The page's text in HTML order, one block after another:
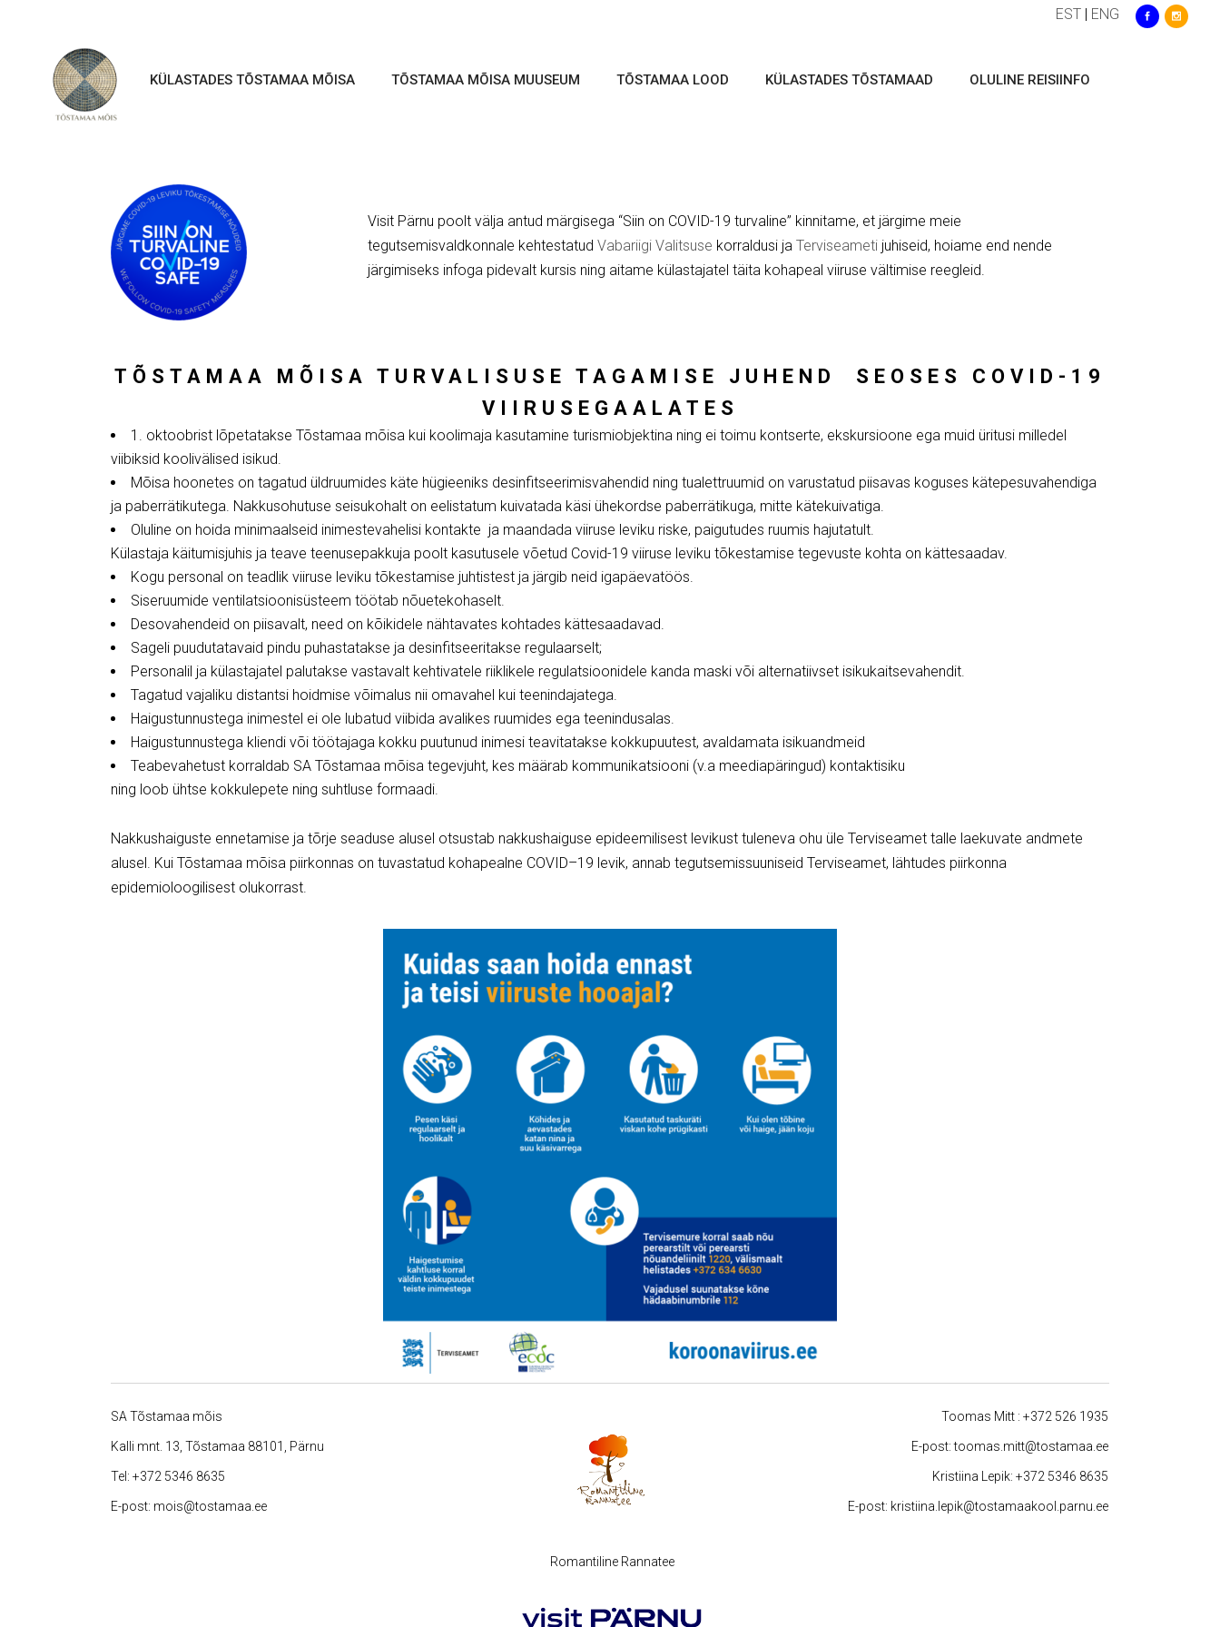
EST | ENG
KÜLASTADES TÕSTAMAA MÕISA TÕSTAMAA MÕISA MUUSEUM TÕSTAMAA LOOD KÜLASTADES TÕSTAMAAD OLULINE REISIINFO
Visit Pärnu poolt välja antud märgisega “Siin on COVID-19 turvaline” kinnitame, et järgime meie
tegutsemisvaldkonnale kehtestatud Vabariigi Valitsuse korraldusi ja Terviseametijuhiseid, hoiame end nende
järgimiseks infoga pidevalt kursis ning aitame külastajatel täita kohapeal viiruse vältimise reegleid.
TÕSTAMAA MÕISA TURVALISUSE TAGAMISE JUHEND SEOSES COVID-19
VIIRUSEGA ALAT ES
1. oktoobrist lõpetatakse Tõstamaa mõisa kui koolimaja kasutamine turismiobjektina ning ei toimu kontserte, ekskursioone ega muid üritusi milledel
viibiksid koolivälised isikud.
Mõisa hoonetes on tagatud üldruumides käte hügieeniks desinfitseerimisvahendid ning tualettruumid on varustatud piisavas koguses kätepesuvahendiga
ja paberrätikutega. Nakkusohutuse seisukohalt on eelistatum kuivatada käsi ühekordse paberrätikuga, mitte kätekuivatiga.
Oluline on hoida minimaalseid inimestevahelisi kontakte ja maandada viiruse leviku riske, paigutudes ruumis hajutatult.
Külastaja käitumisjuhis ja teave teenusepakkuja poolt kasutusele võetud Covid-19 viiruse leviku tõkestamise tegevuste kohta on kättesaadav.
Kogu personal on teadlik viiruse leviku tõkestamise juhtistest ja järgib neid igapäevatöös.
Siseruumide ventilatsioonisüsteem töötab nõuetekohaselt.
Desovahendeid on piisavalt, need on kõikidele nähtavates kohtades kättesaadavad.
Sageli puudutatavaid pindu puhastatakse ja desinfitseeritakse regulaarselt;
Personalil ja külastajatel palutakse vastavalt kehtivatele riiklikele regulatsioonidele kanda maski või alternatiivset isikukaitsevahendit.
Tagatud vajaliku distantsi hoidmise võimalus nii omavahel kui teenindajatega.
Haigustunnustega inimestel ei ole lubatud viibida avalikes ruumides ega teenindusalas.
Haigustunnustega kliendi või töötajaga kokku puutunud inimesi teavitatakse kokkupuutest, avaldamata isikuandmeid
Teabevahetust korraldab SA Tõstamaa mõisa tegevjuht, kes määrab kommunikatsiooni (v.a meediapäringud) kontaktisiku
ning loob ühtse kokkulepete ning suhtluse formaadi.
Nakkushaiguste ennetamise ja tõrje seaduse alusel otsustab nakkushaiguse epideemilisest levikust tuleneva ohu üle Terviseamet talle laekuvate andmete
alusel. Kui Tõstamaa mõisa piirkonnas on tuvastatud kohapealne COVID–19 levik, annab tegutsemissuuniseid Terviseamet, lähtudes piirkonna
epidemioloogilisest olukorrast.
SA Tõstamaa mõis
Kalli mnt. 13, Tõstamaa 88101, Pärnu
Tel: +372 5346 8635
E-post: mois@tostamaa.ee
Romantiline Rannatee
Toomas Mitt :+372 526 1935
E-post:toomas.mitt@tostamaa.ee
Kristiina Lepik:+372 5346 8635
E-post: kristiina.lepik@tostamaakool.parnu.ee